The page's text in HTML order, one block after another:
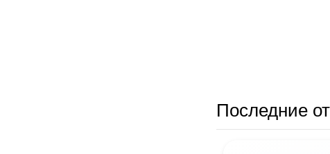
Последние